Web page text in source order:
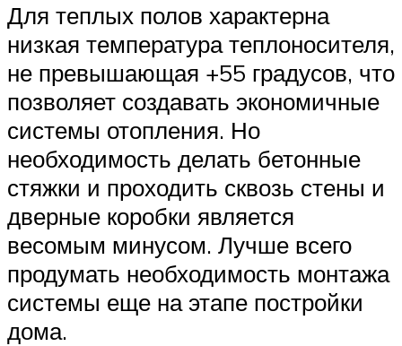
Для теплых полов характерна
низкая температура теплоносителя,
не превышающая +55 градусов, что
позволяет создавать экономичные
системы отопления. Но
необходимость делать бетонные
стяжки и проходить сквозь стены и
дверные коробки является
весомым минусом. Лучше всего
продумать необходимость монтажа
системы еще на этапе постройки
дома.